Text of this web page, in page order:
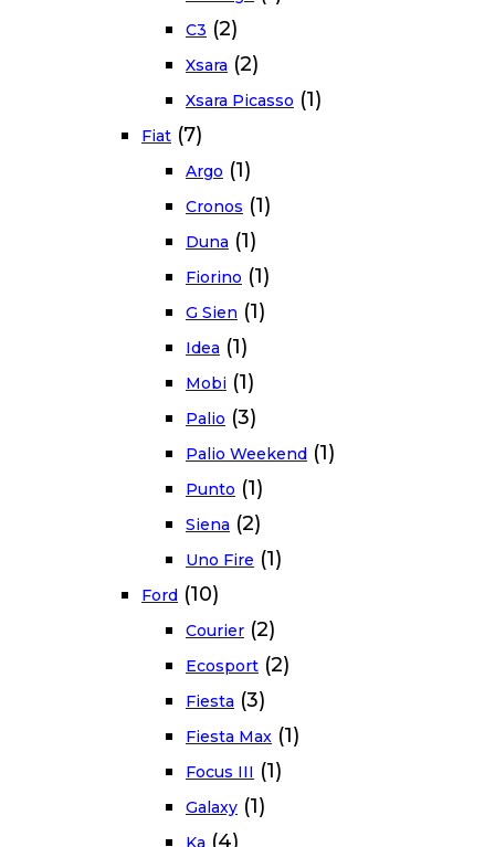
C3 (2)
Xsara (2)
Xsara Picasso (1)
Fiat (7)
Argo (1)
Cronos (1)
Duna (1)
Fiorino (1)
G Sien (1)
Idea (1)
Mobi (1)
Palio (3)
Palio Weekend (1)
Punto (1)
Siena (2)
Uno Fire (1)
Ford (10)
Courier (2)
Ecosport (2)
Fiesta (3)
Fiesta Max (1)
Focus III (1)
Galaxy (1)
Ka (4)